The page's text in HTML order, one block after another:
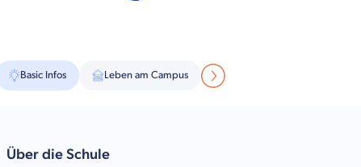
Basic Infos Leben am Campus
Über die Schule